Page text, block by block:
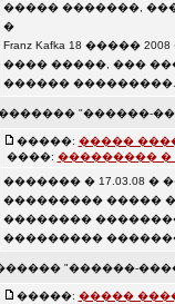
����� �������,
�
Franz Kafka 18 ����� 2008
���� �����, ���
������ ���������.
"������-
�����: �����
����: ��������� �
������� � 17.03.08
��������� �����
��������
���������
"������-
�����: �����